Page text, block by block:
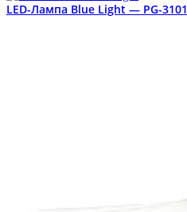
LED-Лампа Blue Light — PG-3101